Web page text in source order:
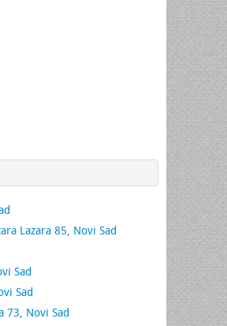
Lazara 85, Novi Sad
Sad
Sad
73, Novi Sad